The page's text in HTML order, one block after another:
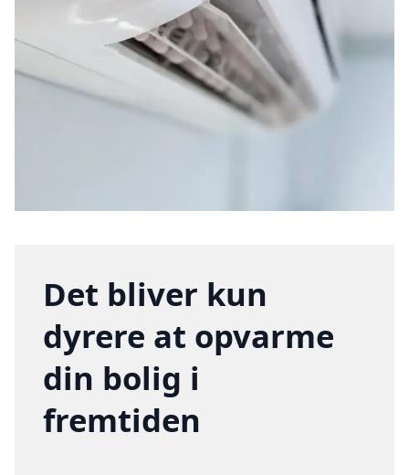
Det bliver kun
dyrere at opvarme
din bolig i
fremtiden